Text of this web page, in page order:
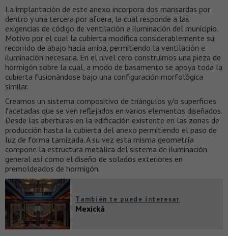
La implantación de este anexo incorpora dos mansardas por
dentro y una tercera por afuera, la cual responde a las
exigencias de código de ventilación e iluminación del municipio.
Motivo por el cual la cubierta modifica considerablemente su
recorrido de abajo hacia arriba, permitiendo la ventilación e
iluminación necesaria. En el nivel cero construimos una pieza de
hormigón sobre la cual, a modo de basamento se apoya toda la
cubierta fusionándose bajo una configuración morfológica
similar.
Creamos un sistema compositivo de triángulos y/o superficies
facetadas que se ven reflejados en varios elementos diseñados.
Desde las aberturas en la edificación existente en las zonas de
producción hasta la cubierta del anexo permitiendo el paso de
luz de forma tamizada. A su vez esta misma geometría
compone la estructura metálica del sistema de iluminación
general así como el diseño de solados exteriores en
premoldeados de hormigón.
También te puede interesar
Mexická